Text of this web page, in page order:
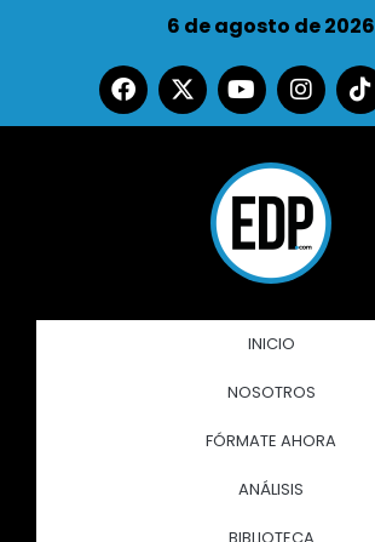
6 de agosto de 2026
INICIO
NOSOTROS
FÓRMATE AHORA
ANÁLISIS